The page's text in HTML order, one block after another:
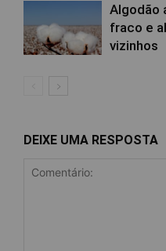
Algodão
fraco e
vizinhos
DEIXE UMA RESPOSTA